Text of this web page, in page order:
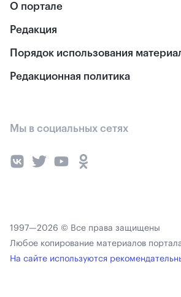
О портале
Редакция
Порядок использования
Редакционная политика
Мы в социальных сетях
1997—2026 © Все права защищены
Любое копирование материалов
На сайте используются